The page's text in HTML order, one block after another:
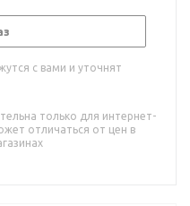
с вами и уточнят
только для интернет-
отличаться от цен в